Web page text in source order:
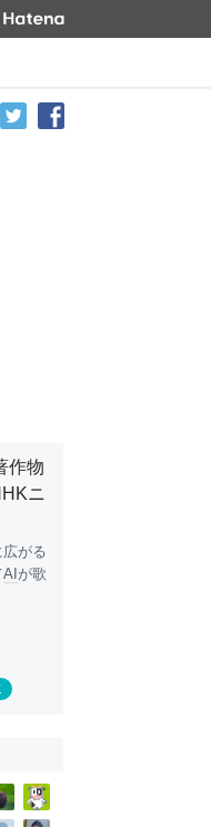
作物
ニ
がる
AI が歌